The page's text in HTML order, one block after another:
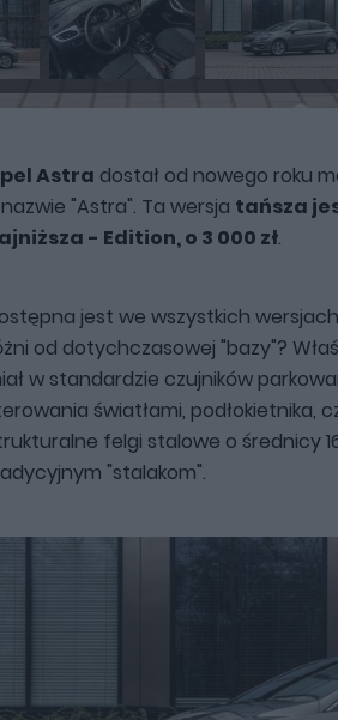
Astra dostał od nowego roku
"Astra". Ta wersja tańsza
- Edition, o 3 000 zł.
jest we wszystkich
od dotychczasowej "bazy"?
w standardzie czujników
światłami, podłokietnika,
felgi stalowe o średnicy
"stalakom".